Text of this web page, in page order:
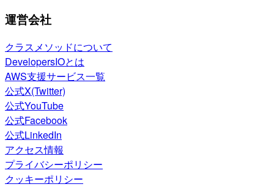
運営会社
クラスメソッドについて
DevelopersIOとは
AWS支援サービス一覧
公式X(Twitter)
公式YouTube
公式Facebook
公式LinkedIn
アクセス情報
プライバシーポリシー
クッキーポリシー